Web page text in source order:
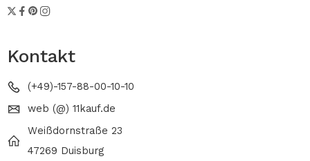
Kontakt
(+49)-157-88-00-10-10
web (@) 11kauf.de
Weißdornstraße 23
47269 Duisburg